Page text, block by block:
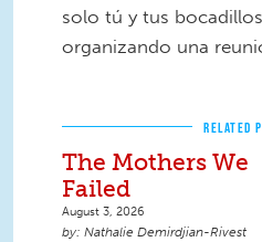
solo tú y tus
organizando una
RELATED
The Mothers We
Failed
August 3, 2026
Nathalie Demirdjian-Rivest